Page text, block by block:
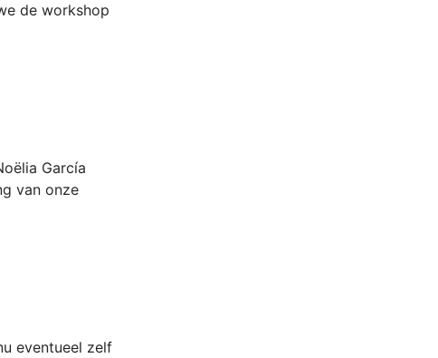
de workshop
García
van onze
eventueel zelf